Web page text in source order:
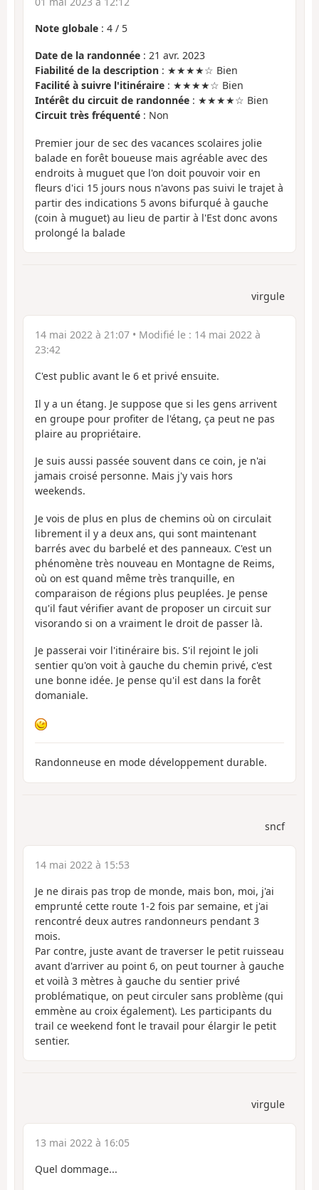
Note globale : 4 / 5
Date de la randonnée : 21 avr. 2023
Fiabilité de la description : ★★★★☆ Bien
Facilité à suivre l'itinéraire : ★★★★☆ Bien
Intérêt du circuit de randonnée : ★★★★☆ Bien
Circuit très fréquenté : Non
Premier jour de sec des vacances scolaires jolie
balade en forêt boueuse mais agréable avec des
endroits à muguet que l'on doit pouvoir voir en
fleurs d'ici 15 jours nous n'avons pas suivi le trajet à
partir des indications 5 avons bifurqué à gauche
(coin à muguet) au lieu de partir à l'Est donc avons
prolongé la balade
virgule
14 mai 2022 à 21:07 • Modifié le : 14 mai 2022 à
23:42
C'est public avant le 6 et privé ensuite.
Il y a un étang. Je suppose que si les gens arrivent
en groupe pour profiter de l'étang, ça peut ne pas
plaire au propriétaire.
Je suis aussi passée souvent dans ce coin, je n'ai
jamais croisé personne. Mais j'y vais hors
weekends.
Je vois de plus en plus de chemins où on circulait
librement il y a deux ans, qui sont maintenant
barrés avec du barbelé et des panneaux. C'est un
phénomène très nouveau en Montagne de Reims,
où on est quand même très tranquille, en
comparaison de régions plus peuplées. Je pense
qu'il faut vérifier avant de proposer un circuit sur
visorando si on a vraiment le droit de passer là.
Je passerai voir l'itinéraire bis. S'il rejoint le joli
sentier qu'on voit à gauche du chemin privé, c'est
une bonne idée. Je pense qu'il est dans la forêt
domaniale.
Randonneuse en mode développement durable.
sncf
14 mai 2022 à 15:53
Je ne dirais pas trop de monde, mais bon, moi, j'ai
emprunté cette route 1-2 fois par semaine, et j'ai
rencontré deux autres randonneurs pendant 3
mois.
Par contre, juste avant de traverser le petit ruisseau
avant d'arriver au point 6, on peut tourner à gauche
et voilà 3 mètres à gauche du sentier privé
problématique, on peut circuler sans problème (qui
emmène au croix également). Les participants du
trail ce weekend font le travail pour élargir le petit
sentier.
virgule
13 mai 2022 à 16:05
Quel dommage...